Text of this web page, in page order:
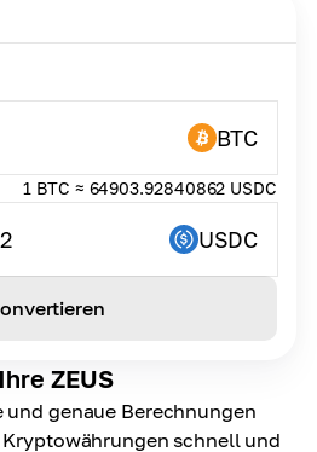
ZEUS
und genaue Berechnungen
schnell und
BTC
1 BTC ≈ 64903.92840862 USDC
USDC